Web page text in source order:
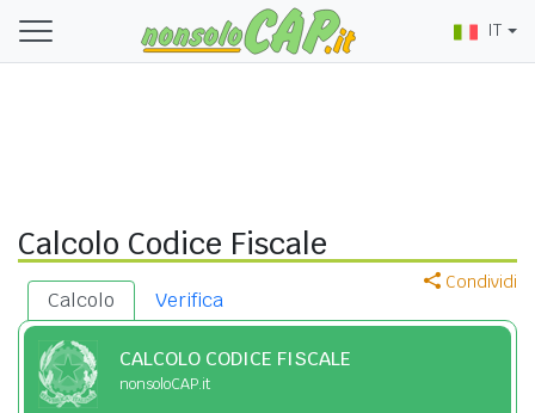
IT
Calcolo Codice Fiscale
Condividi
Calcolo Verifica
CALCOLO CODICE FISCALE
nonsoloCAP.it